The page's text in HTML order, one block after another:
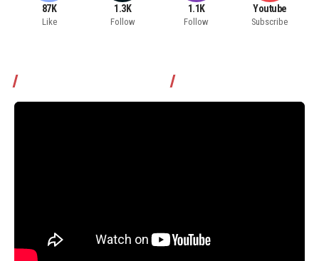
87K
Like
1.3K
Follow
1.1K
Follow
Youtube
Subscribe